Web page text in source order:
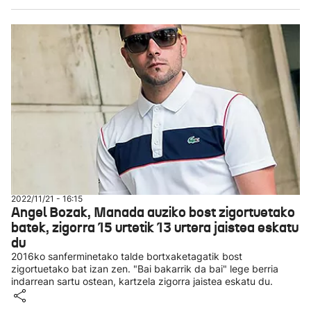
2022/11/21 - 16:15
Angel Bozak, Manada auziko bost zigortuetako
batek, zigorra 15 urtetik 13 urtera jaistea eskatu
du
2016ko sanferminetako talde bortxaketagatik bost
zigortuetako bat izan zen. "Bai bakarrik da bai" lege berria
indarrean sartu ostean, kartzela zigorra jaistea eskatu du.